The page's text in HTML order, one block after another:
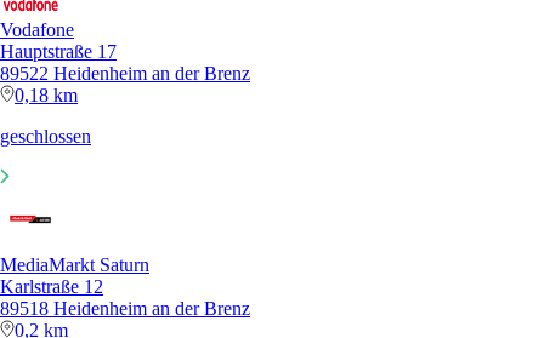
Vodafone
Hauptstraße 17
89522 Heidenheim an der Brenz
0,18 km
geschlossen
MediaMarkt Saturn
Karlstraße 12
89518 Heidenheim an der Brenz
0,2 km